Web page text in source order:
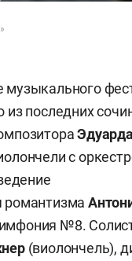
музыкального
из последних
с
романтизма
№8.
(виолончель),